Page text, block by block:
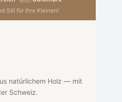
Stil für Ihre Kleinen!
natürlichem Holz — mit
Schweiz.